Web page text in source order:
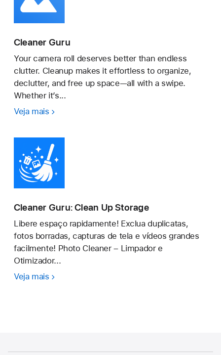
Cleaner Guru
Your camera roll deserves better than endless
clutter. Cleanup makes it effortless to organize,
declutter, and free up space—all with a swipe.
Whether it’s...
Veja mais Cleaner
Cleaner Guru: Clean Up Storage
Libere espaço rapidamente! Exclua duplicatas,
fotos borradas, capturas de tela e vídeos grandes
facilmente! Photo Cleaner – Limpador e
Otimizador...
Veja mais Cleaner